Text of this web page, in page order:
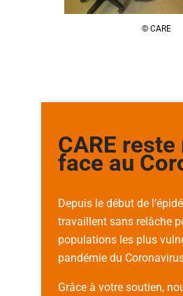
© CARE
CARE
face au
Depuis le début de
travaillent sans relâche
populations les plus
pandémie du
Grâce à votre soutien,